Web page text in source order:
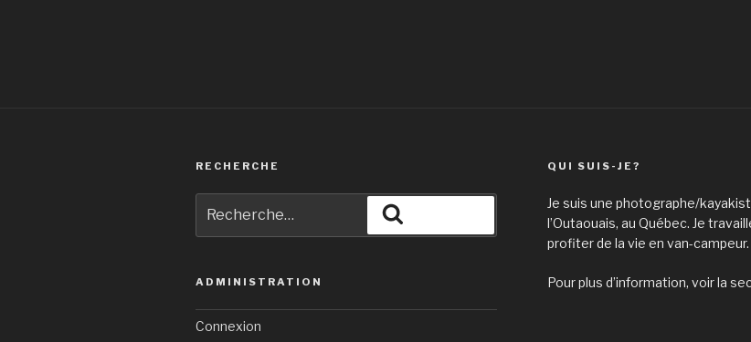
RECHERCHE
pour
:
ADMINISTRATION
Connexion
QUI SUIS-JE?
Je suis une photographe/
l’Outaouais, au Québec. Je
profiter de la vie en van-
Pour plus d’information, voir la